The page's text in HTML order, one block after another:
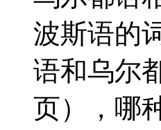
波斯语的
语和乌尔
页），哪